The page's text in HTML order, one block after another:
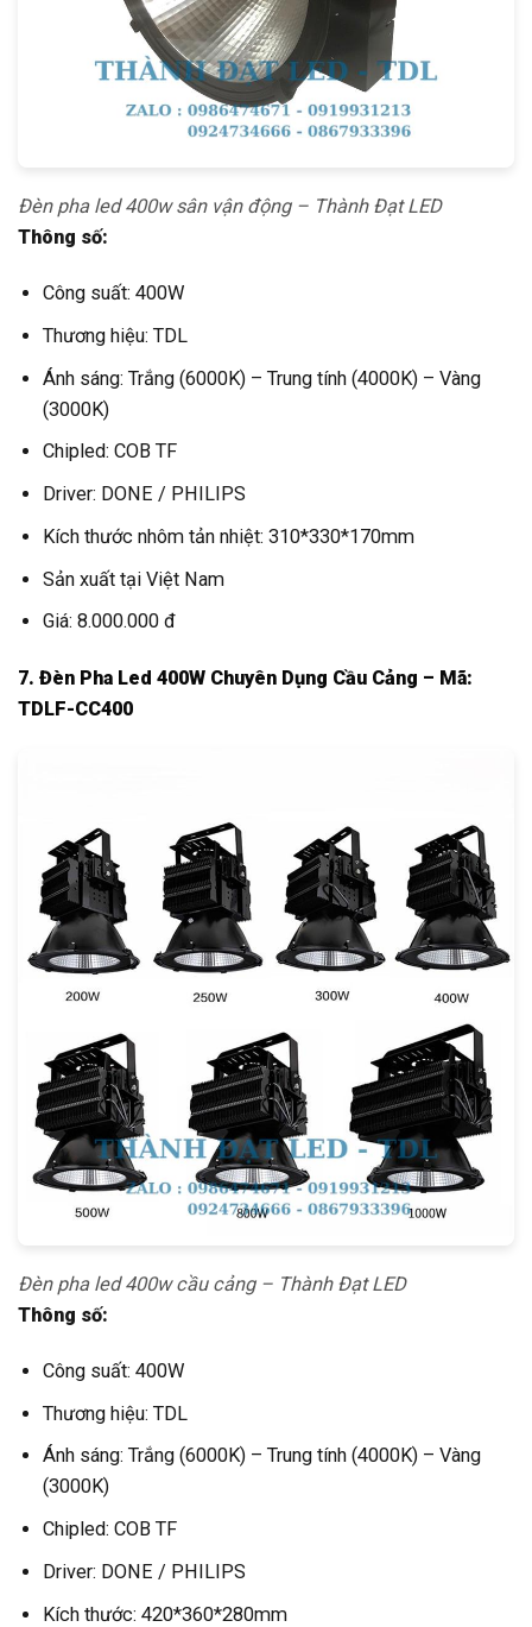
Đèn pha led 400w sân vận động – Thành Đạt LED
Thông số:
Công suất: 400W
Thương hiệu: TDL
Ánh sáng: Trắng (6000K) – Trung tính (4000K) – Vàng
(3000K)
Chipled: COB TF
Driver: DONE / PHILIPS
Kích thước nhôm tản nhiệt: 310*330*170mm
Sản xuất tại Việt Nam
Giá: 8.000.000 đ
7. Đèn Pha Led 400W Chuyên Dụng Cầu Cảng – Mã:
TDLF-CC400
Đèn pha led 400w cầu cảng – Thành Đạt LED
Thông số:
Công suất: 400W
Thương hiệu: TDL
Ánh sáng: Trắng (6000K) – Trung tính (4000K) – Vàng
(3000K)
Chipled: COB TF
Driver: DONE / PHILIPS
Kích thước: 420*360*280mm